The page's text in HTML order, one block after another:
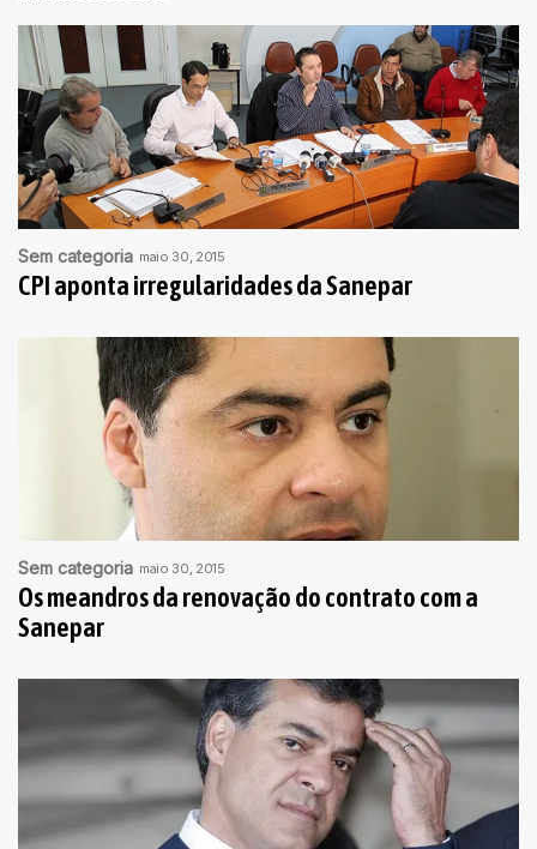
Sem categoria maio 30, 2015
CPI aponta irregularidades da Sanepar
Sem categoria maio 30, 2015
Os meandros da renovação do contrato com a
Sanepar